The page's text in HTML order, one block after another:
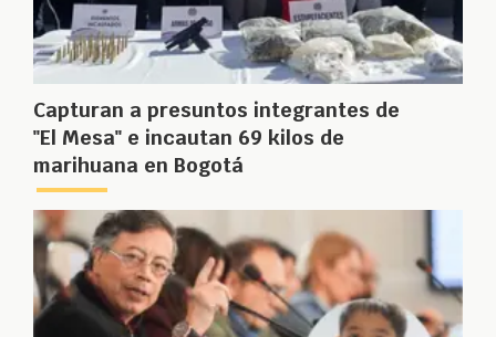
Capturan a presuntos integrantes de
"El Mesa" e incautan 69 kilos de
marihuana en Bogotá